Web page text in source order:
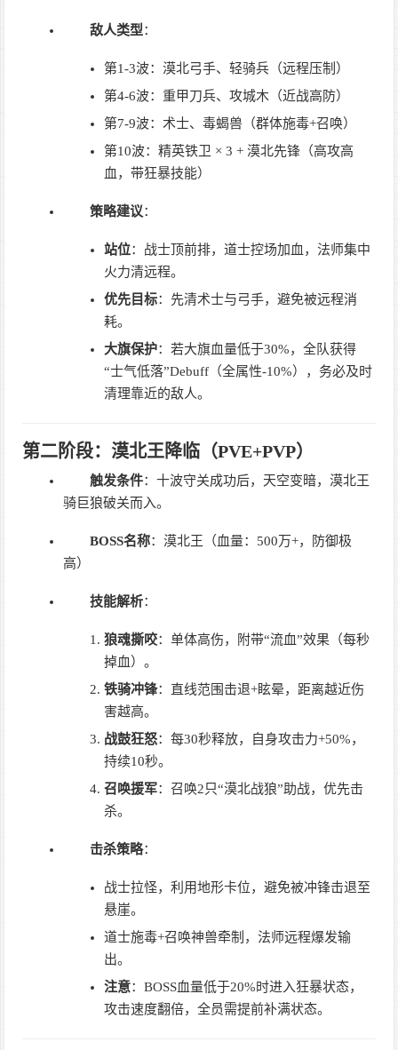
敌人类型：
第1-3波：漠北弓手、轻骑兵（远程压制）
第4-6波：重甲刀兵、攻城木（近战高防）
第7-9波：术士、毒蝎兽（群体施毒+召唤）
第10波：精英铁卫 × 3 + 漠北先锋（高攻高
血，带狂暴技能）
策略建议：
站位：战士顶前排，道士控场加血，法师集中
火力清远程。
优先目标：先清术士与弓手，避免被远程消
耗。
大旗保护：若大旗血量低于30%，全队获得
“士气低落”Debuff（全属性-10%），务必及时
清理靠近的敌人。
第二阶段：漠北王降临（PVE+PVP）
触发条件：十波守关成功后，天空变暗，漠北王
骑巨狼破关而入。
BOSS名称：漠北王（血量：500万+，防御极
高）
技能解析：
狼魂撕咬：单体高伤，附带“流血”效果（每秒
掉血）。
铁骑冲锋：直线范围击退+眩晕，距离越近伤
害越高。
战鼓狂怒：每30秒释放，自身攻击力+50%，
持续10秒。
召唤援军：召唤2只“漠北战狼”助战，优先击
杀。
击杀策略：
战士拉怪，利用地形卡位，避免被冲锋击退至
悬崖。
道士施毒+召唤神兽牵制，法师远程爆发输
出。
注意：BOSS血量低于20%时进入狂暴状态，
攻击速度翻倍，全员需提前补满状态。